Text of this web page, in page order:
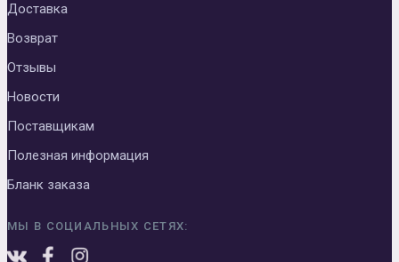
Доставка
Возврат
Отзывы
Новости
Поставщикам
Полезная информация
Бланк заказа
МЫ В СОЦИАЛЬНЫХ СЕТЯХ: